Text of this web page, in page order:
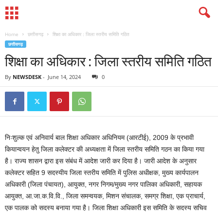
Home छत्तीसगढ़ शिक्षा का अधिकार : जिला स्तरीय समिति गठित
छत्तीसगढ़
शिक्षा का अधिकार : जिला स्तरीय समिति गठित
By NEWSDESK - June 14, 2024 0
निःशुल्क एवं अनिवार्य बाल शिक्षा अधिकार अधिनियम (आरटीई), 2009 के प्रभावी
कियान्वयन हेतु जिला कलेक्टर की अध्यक्षता में जिला स्तरीय समिति गठन का किया गया
है। राज्य शासन द्वारा इस संबंध में आदेश जारी कर दिया है। जारी आदेश के अनुसार
कलेक्टर सहित 9 सदस्यीय जिला स्तरीय समिति में पुलिस अधीक्षक, मुख्य कार्यपालन
अधिकारी (जिला पंचायत), आयुक्त, नगर निगम/मुख्य नगर पालिका अधिकारी, सहायक
आयुक्त, आ.जा.क.वि.वि., जिला समन्वयक, मिशन संचालक, समग्र शिक्षा, एक प्राचार्य,
एक पालक को सदस्य बनाया गया है। जिला शिक्षा अधिकारी इस समिति के सदस्य सचिव